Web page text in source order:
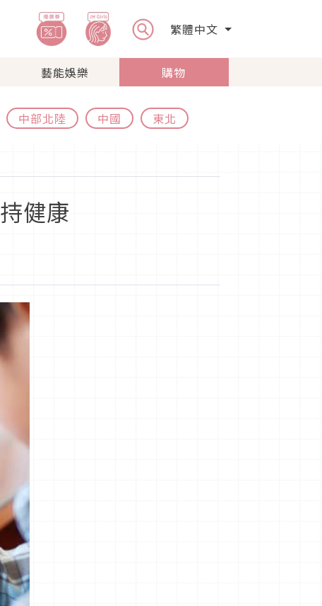
繁體中文
藝能娛樂 購物
中部北陸 中國 東北
健康